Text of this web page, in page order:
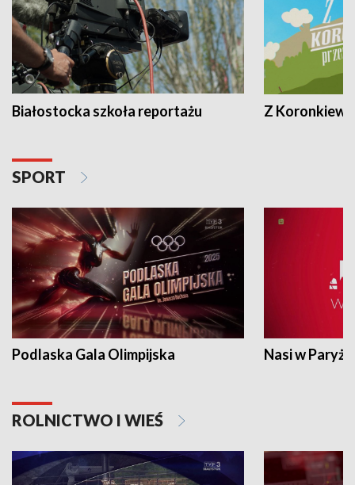
Białostocka szkoła reportażu Z
SPORT
Podlaska Gala Olimpijska Nasi w Paryżu
ROLNICTWO I WIEŚ